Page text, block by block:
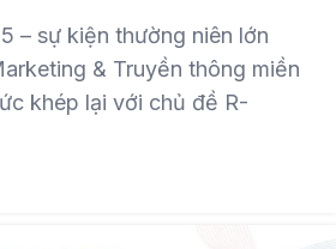
– sự kiện thường niên lớn
& Truyền thông miền
khép lại với chủ đề R-